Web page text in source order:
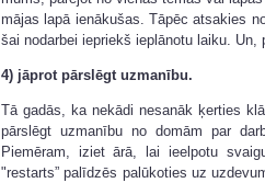
mājas lapā ienākušas. Tāpēc atsakies
šai nodarbei iepriekš ieplānotu laiku. Un,
4) jāprot pārslēgt uzmanību.
Tā gadās, ka nekādi nesanāk ķerties
pārslēgt uzmanību no domām par
Piemēram, iziet ārā, lai ieelpotu
"restarts” palīdzēs palūkoties uz